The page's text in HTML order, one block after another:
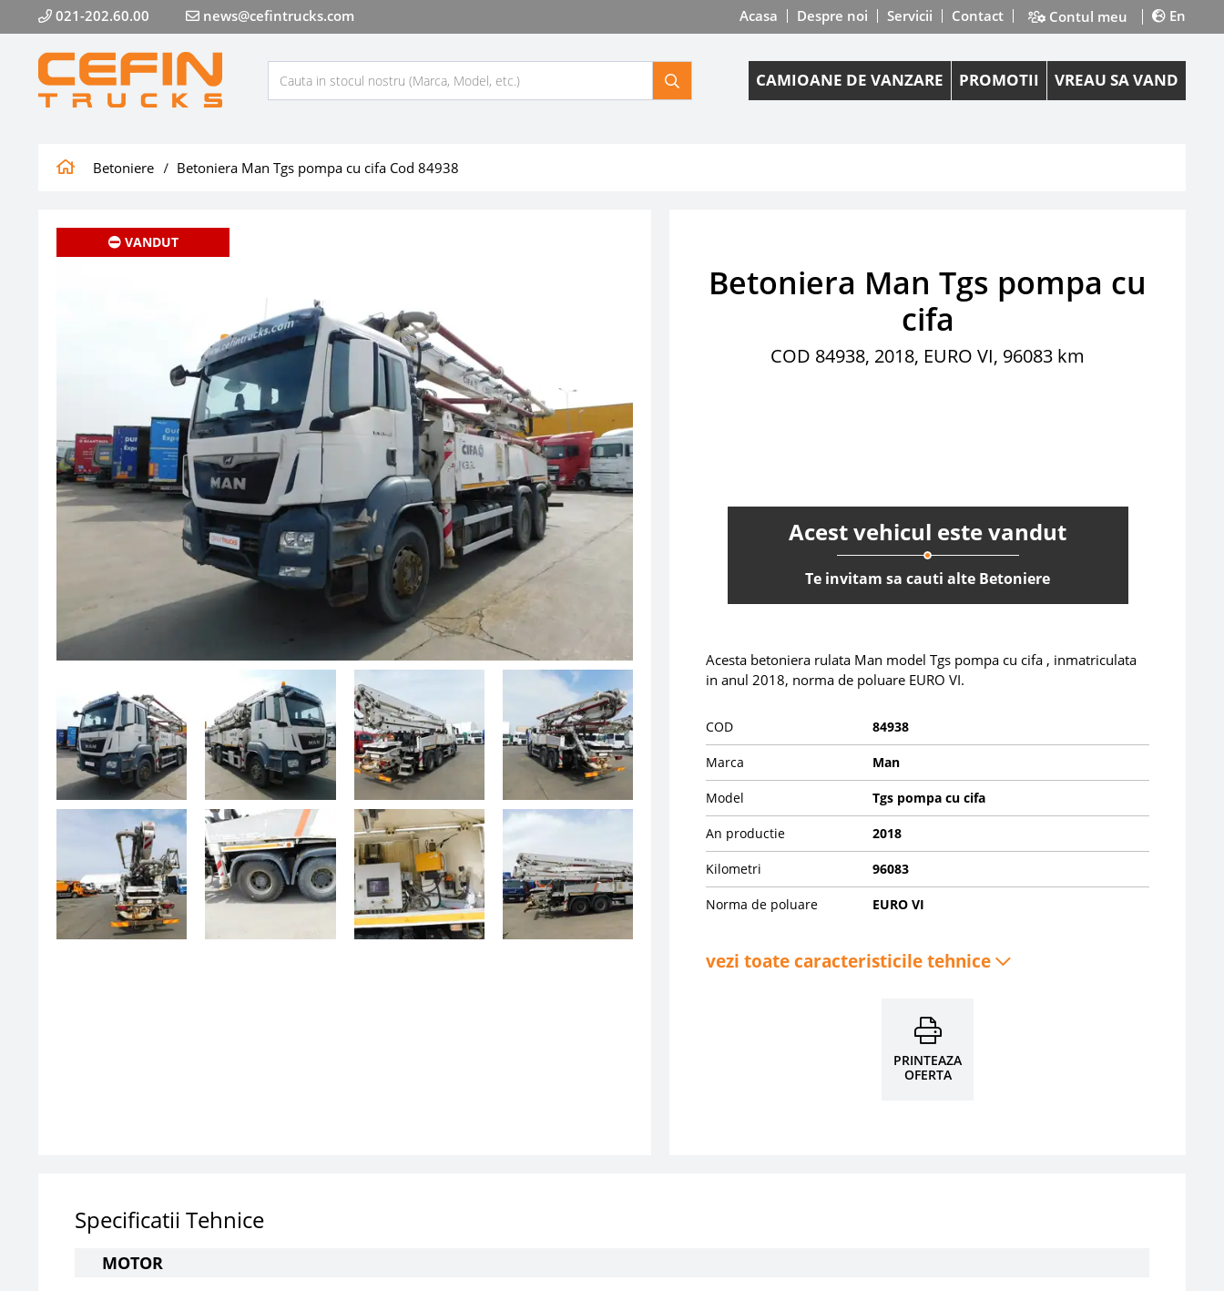
021-202.60.00 news@cefintrucks.com Acasa Despre noi Servicii Contact Contul meu En
CAMIOANE DE VANZARE PROMOTII VREAU SA VAND
Betoniere Betoniera Man Tgs pompa cu cifa Cod 84938
VANDUT
Betoniera Man Tgs pompa cu
cifa
COD 84938, 2018, EURO VI, 96083 km
Acest vehicul este vandut
Te invitam sa cauti alte Betoniere
Acesta betoniera rulata Man model Tgs pompa cu cifa , inmatriculata
in anul 2018, norma de poluare EURO VI.
COD 84938
Marca Man
Model Tgs pompa cu cifa
An productie 2018
Kilometri 96083
Norma de poluare EURO VI
vezi toate caracteristicile tehnice
PRINTEAZA
OFERTA
Specificatii Tehnice
MOTOR